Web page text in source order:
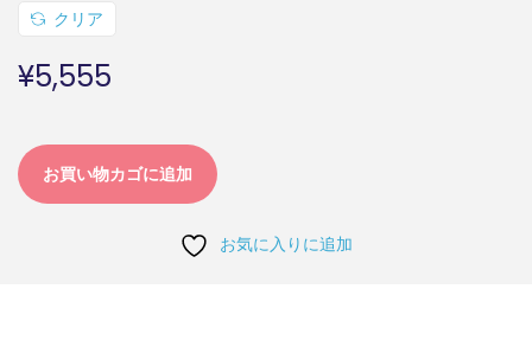
クリア
¥5,555
お買い物カゴに追加
お気に入りに追加